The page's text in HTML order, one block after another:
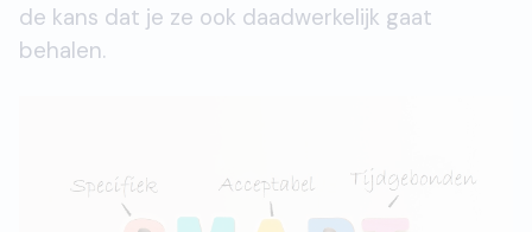
de kans dat je ze ook daadwerkelijk gaat
behalen.